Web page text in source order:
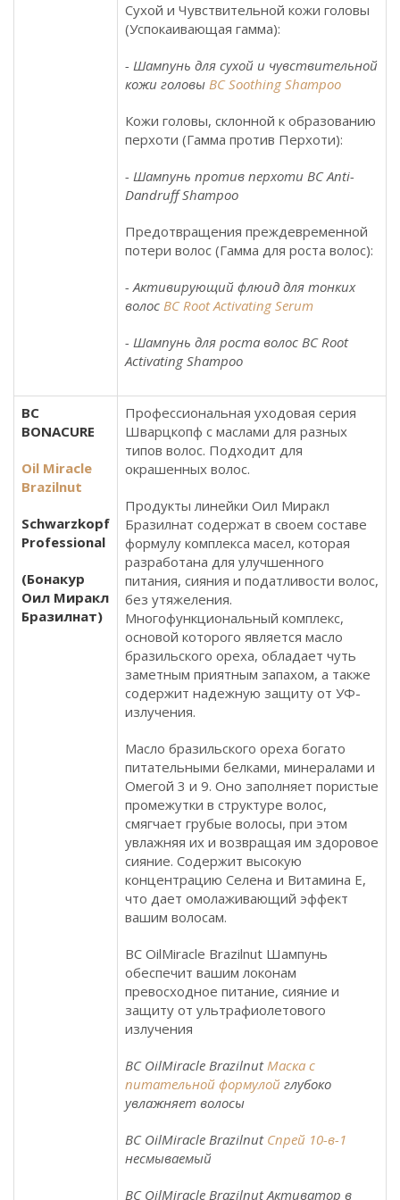
Сухой и Чувствительной кожи головы
(Успокаивающая гамма):
- Шампунь для сухой и чувствительной
кожи головы BC Soothing Shampoo
Кожи головы, склонной к образованию
перхоти (Гамма против Перхоти):
- Шампунь против перхоти BC Anti-
Dandruff Shampoo
Предотвращения преждевременной
потери волос (Гамма для роста волос):
- Активирующий флюид для тонких
волос BC Root Activating Serum
- Шампунь для роста волос BC Root
Activating Shampoo
BC
BONACURE
Oil Miracle
Brazilnut
Schwarzkopf
Professional
(Бонакур
Оил Миракл
Бразилнат)
Профессиональная уходовая серия
Шварцкопф с маслами для разных
типов волос. Подходит для
окрашенных волос.
Продукты линейки Оил Миракл
Бразилнат содержат в своем составе
формулу комплекса масел, которая
разработана для улучшенного
питания, сияния и податливости волос,
без утяжеления.
Многофункциональный комплекс,
основой которого является масло
бразильского ореха, обладает чуть
заметным приятным запахом, а также
содержит надежную защиту от УФ-
излучения.
Масло бразильского ореха богато
питательными белками, минералами и
Омегой 3 и 9. Оно заполняет пористые
промежутки в структуре волос,
смягчает грубые волосы, при этом
увлажняя их и возвращая им здоровое
сияние. Содержит высокую
концентрацию Селена и Витамина E,
что дает омолаживающий эффект
вашим волосам.
BC OilMiracle Brazilnut Шампунь
обеспечит вашим локонам
превосходное питание, сияние и
защиту от ультрафиолетового
излучения
BC OilMiracle BrazilnutМаска с
питательной форму­лой глубоко
увлажняет волосы
BC OilMiracle Brazilnut Спрей 10-в-1
несмываемый
BC OilMiracle Brazilnut Активатор в